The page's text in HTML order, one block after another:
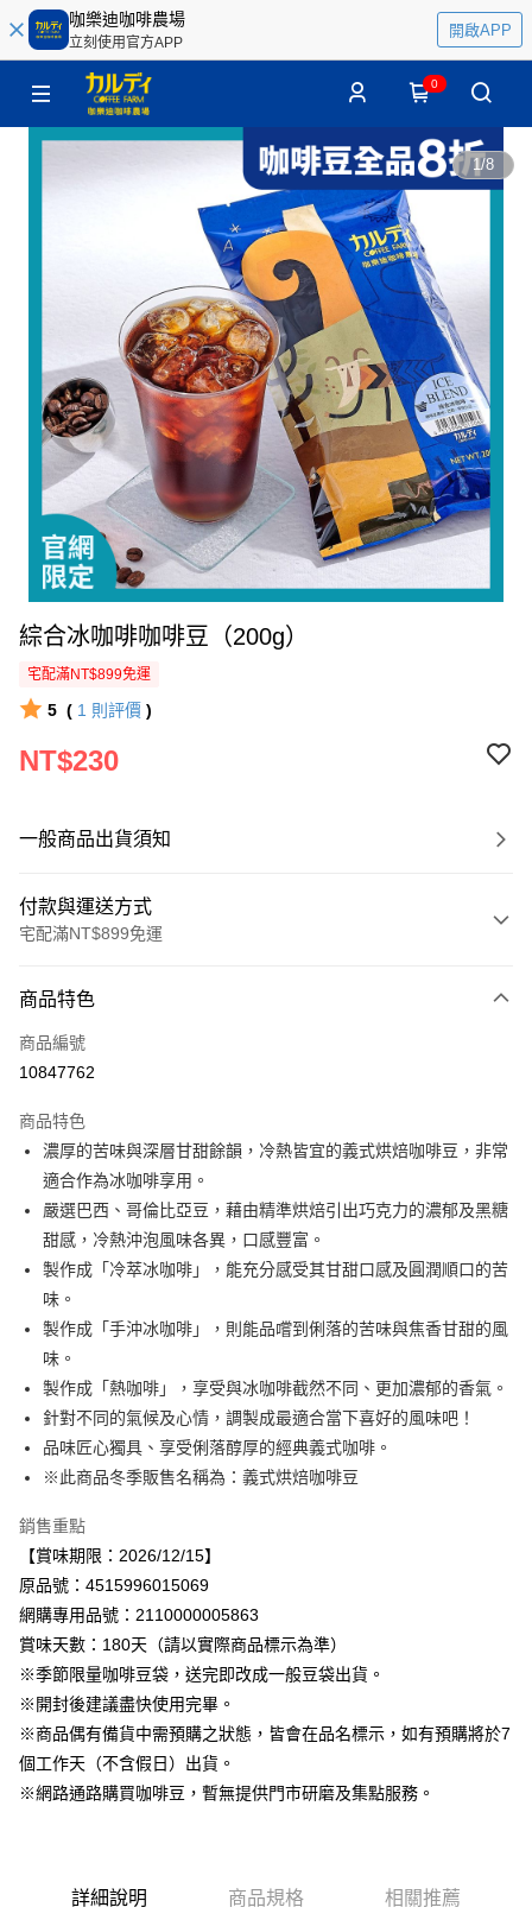
咖樂迪咖啡農場
立刻使用官方APP
開啟APP
0
1/8
綜合冰咖啡咖啡豆（200g）
宅配滿NT$899免運
5 ( 1 則評價 )
NT$230
一般商品出貨須知
付款與運送方式
宅配滿NT$899免運
信用卡一次付款
LINE Pay
街口支付
悠遊付
Google Pay
全盈+PAY
AFTEE先享後付
相關說明
【關於「AFTEE先享後付」】
AFTEE先享後付是「在收到商品之後才付款」的支付方式。 讓您購物簡單
便利好安心！
１．簡單：不需註冊會員、不需綁卡、不需儲值。
３．安心：先確認商品／服務後，再付款。
【「AFTEE先享後付」結帳流程】
１．於結帳方式選擇「AFTEE先享後付」後，將跳轉至「AFTEE先享後付」
結帳頁面，進行簡訊認證並確認金額後，即可完成結帳。
２．訂單成立數日內，您將收到繳費通知簡訊。
３．收到繳費通知簡訊後14天內，點擊此簡訊中的連結，可透過四大超商／
ATM／網路銀行／等多元方式進行付款，方視為交易完成。
※ 請注意：結帳手續完成當下不需立刻繳費，但若您需要取消訂單，請聯絡
購買商品的店家。未經商家同意取消之訂單仍視為有效，需透過AFTEE先享
後付繳納相關費用。
是否繳費成功／繳費後需取消欲退款等相關疑問，請聯繫「AFTEE先享後付
客戶支援中心」https://netprotections.freshdesk.com/support/home
【注意事項】
２．關於個人資料處理事宜，請瀏覽以下網址：
https://aftee.tw/terms/#terms3
運送方式
宅配
每筆NT$120，滿NT$899(含以上)免運費
商品特色
商品編號
10847762
商品特色
濃厚的苦味與深層甘甜餘韻，冷熱皆宜的義式烘焙咖啡豆，非常
適合作為冰咖啡享用。
嚴選巴西、哥倫比亞豆，藉由精準烘焙引出巧克力的濃郁及黑糖
甜感，冷熱沖泡風味各異，口感豐富。
製作成「冷萃冰咖啡」，能充分感受其甘甜口感及圓潤順口的苦
味。
製作成「手沖冰咖啡」，則能品嚐到俐落的苦味與焦香甘甜的風
味。
製作成「熱咖啡」，享受與冰咖啡截然不同、更加濃郁的香氣。
針對不同的氣候及心情，調製成最適合當下喜好的風味吧！
品味匠心獨具、享受俐落醇厚的經典義式咖啡。
※此商品冬季販售名稱為：義式烘焙咖啡豆
銷售重點
【賞味期限：2026/12/15】
原品號：4515996015069
網購專用品號：2110000005863
賞味天數：180天（請以實際商品標示為準）
※季節限量咖啡豆袋，送完即改成一般豆袋出貨。
※開封後建議盡快使用完畢。
※商品偶有備貨中需預購之狀態，皆會在品名標示，如有預購將於7
個工作天（不含假日）出貨。
※網路通路購買咖啡豆，暫無提供門市研磨及集點服務。
詳細說明 商品規格 相關推薦